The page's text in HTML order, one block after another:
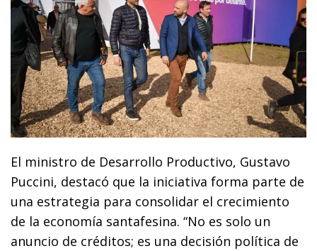
El ministro de Desarrollo Productivo, Gustavo
Puccini, destacó que la iniciativa forma parte de
una estrategia para consolidar el crecimiento
de la economía santafesina. “No es solo un
anuncio de créditos; es una decisión política de